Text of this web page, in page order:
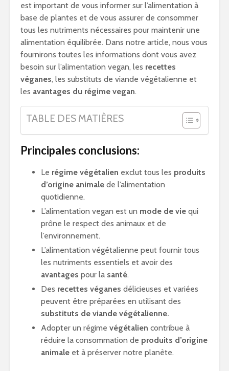
est important de vous informer sur l’alimentation à
base de plantes et de vous assurer de consommer
tous les nutriments nécessaires pour maintenir une
alimentation équilibrée. Dans notre article, nous vous
fournirons toutes les informations dont vous avez
besoin sur l’alimentation vegan, les recettes
véganes, les substituts de viande végétalienne et
les avantages du régime vegan.
TABLE DES MATIÈRES
Principales conclusions:
Le régime végétalien exclut tous les produits
d’origine animale de l’alimentation
quotidienne.
L’alimentation vegan est un mode de vie qui
prône le respect des animaux et de
l’environnement.
L’alimentation végétalienne peut fournir tous
les nutriments essentiels et avoir des
avantages pour la santé.
Des recettes véganes délicieuses et variées
peuvent être préparées en utilisant des
substituts de viande végétalienne.
Adopter un régime végétalien contribue à
réduire la consommation de produits d’origine
animale et à préserver notre planète.